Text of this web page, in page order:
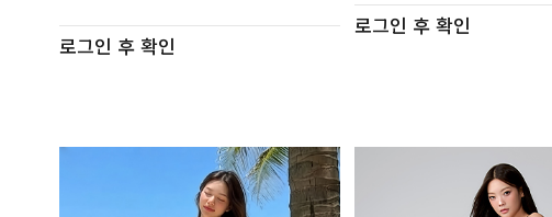
로그인 후 확인
로그인 후 확인